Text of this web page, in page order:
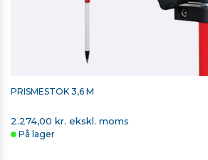
PRISMESTOK 3,6 M
2.274,00 kr. ekskl. moms
På lager